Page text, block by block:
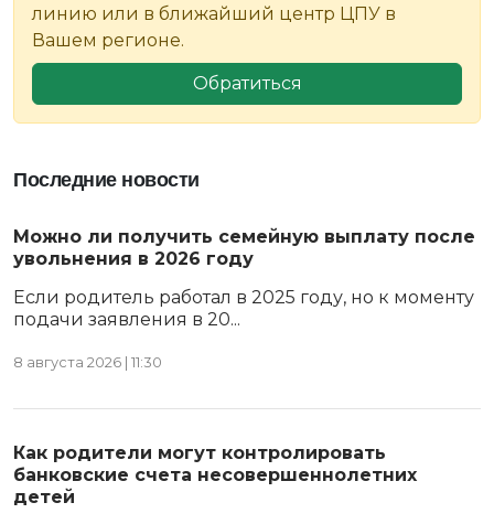
линию или в ближайший центр ЦПУ в
Вашем регионе.
Обратиться
Последние новости
Можно ли получить семейную выплату после
увольнения в 2026 году
Если родитель работал в 2025 году, но к моменту
подачи заявления в 20...
8 августа 2026 | 11:30
Как родители могут контролировать
банковские счета несовершеннолетних
детей